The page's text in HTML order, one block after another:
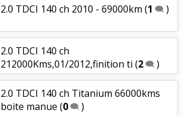
2.0 TDCI 140 ch 2010 - 69000km (1 )
2.0 TDCI 140 ch
212000Kms,01/2012,finition ti (2 )
2.0 TDCI 140 ch Titanium 66000kms
boite manue (0 )